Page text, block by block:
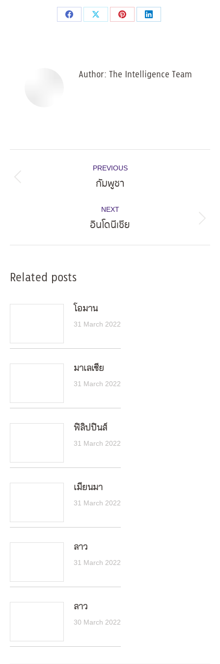
Share
Share
Share
Share
Author: The Intelligence Team
navigation
PREVIOUS
Previous
กัมพูชา
NEXT
Next
อินโดนีเซีย
Related posts
โอมาน
31 March 2022
มาเลเซีย
31 March 2022
ฟิลิปปินส์
31 March 2022
เมียนมา
31 March 2022
ลาว
31 March 2022
ลาว
30 March 2022